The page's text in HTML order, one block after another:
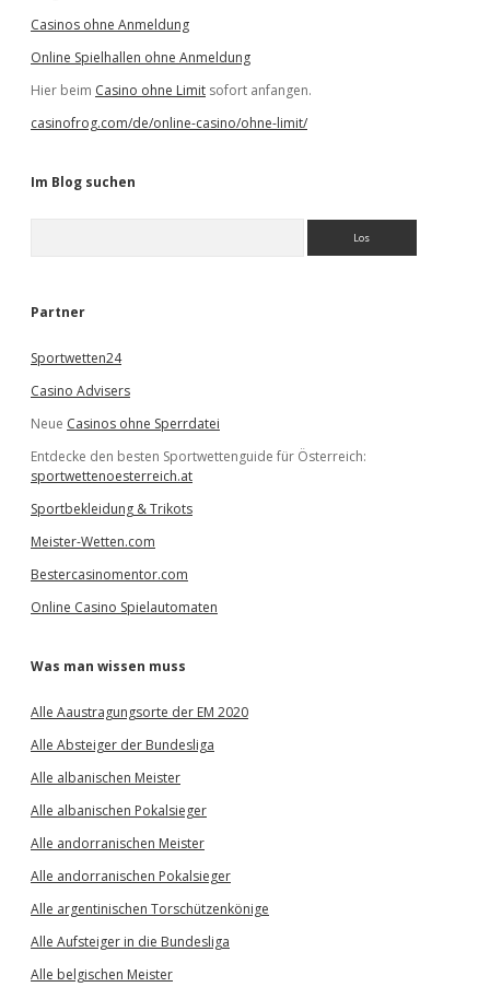
Casinos ohne Anmeldung
Online Spielhallen ohne Anmeldung
Hier beim Casino ohne Limit sofort anfangen.
casinofrog.com/de/online-casino/ohne-limit/
Im Blog suchen
e
Partner
Sportwetten24
Casino Advisers
Neue Casinos ohne Sperrdatei
Entdecke den besten Sportwettenguide für Österreich:
sportwettenoesterreich.at
Sportbekleidung & Trikots
Meister-Wetten.com
Bestercasinomentor.com
Online Casino Spielautomaten
Was man wissen muss
Alle Aaustragungsorte der EM 2020
Alle Absteiger der Bundesliga
Alle albanischen Meister
Alle albanischen Pokalsieger
Alle andorranischen Meister
Alle andorranischen Pokalsieger
Alle argentinischen Torschützenkönige
Alle Aufsteiger in die Bundesliga
Alle belgischen Meister